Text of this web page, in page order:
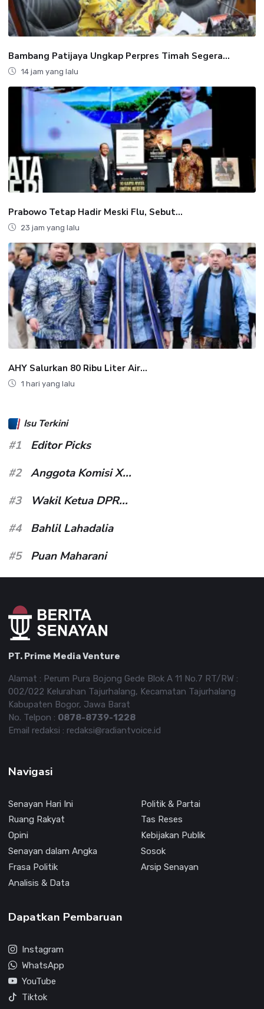
Bambang Patijaya Ungkap Perpres Timah Segera...
14 jam yang lalu
Prabowo Tetap Hadir Meski Flu, Sebut...
23 jam yang lalu
AHY Salurkan 80 Ribu Liter Air...
1 hari yang lalu
Isu Terkini
#1
Editor Picks
#2
Anggota Komisi X...
#3
Wakil Ketua DPR...
#4
Bahlil Lahadalia
#5
Puan Maharani
PT. Prime Media Venture
Alamat : Perum Pura Bojong Gede Blok A 11 No.7 RT/RW :
002/022 Kelurahan Tajurhalang, Kecamatan Tajurhalang
Kabupaten Bogor, Jawa Barat
No. Telpon : 0878-8739-1228
Email redaksi : redaksi@radiantvoice.id
Navigasi
Senayan Hari Ini
Politik & Partai
Ruang Rakyat
Tas Reses
Opini
Kebijakan Publik
Senayan dalam Angka
Sosok
Frasa Politik
Arsip Senayan
Analisis & Data
Dapatkan Pembaruan
Instagram
WhatsApp
YouTube
Tiktok